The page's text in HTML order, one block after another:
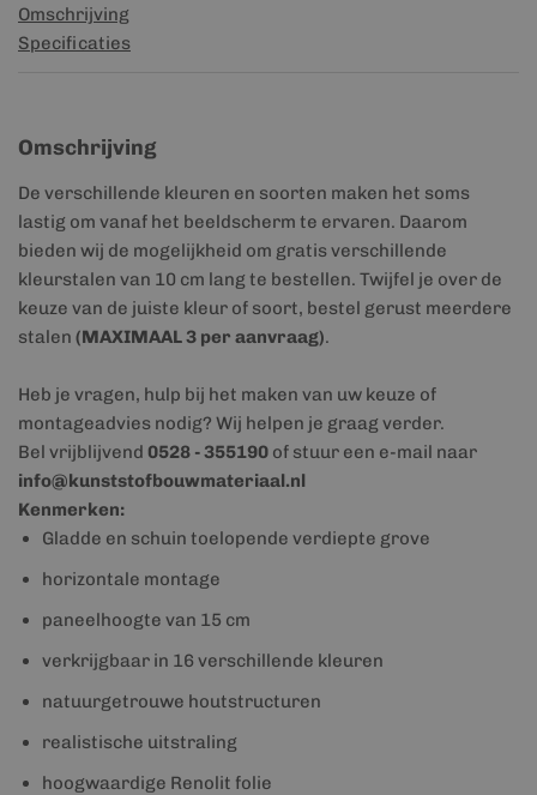
Omschrijving
Specificaties
Omschrijving
De verschillende kleuren en soorten maken het soms
lastig om vanaf het beeldscherm te ervaren. Daarom
bieden wij de mogelijkheid om gratis verschillende
kleurstalen van 10 cm lang te bestellen. Twijfel je over de
keuze van de juiste kleur of soort, bestel gerust meerdere
stalen (MAXIMAAL 3 per aanvraag).
Heb je vragen, hulp bij het maken van uw keuze of
montageadvies nodig? Wij helpen je graag verder.
Bel vrijblijvend 0528 - 355190 of stuur een e-mail naar
info@kunststofbouwmateriaal.nl
Kenmerken:
Gladde en schuin toelopende verdiepte grove
horizontale montage
paneelhoogte van 15 cm
verkrijgbaar in 16 verschillende kleuren
natuurgetrouwe houtstructuren
realistische uitstraling
hoogwaardige Renolit folie